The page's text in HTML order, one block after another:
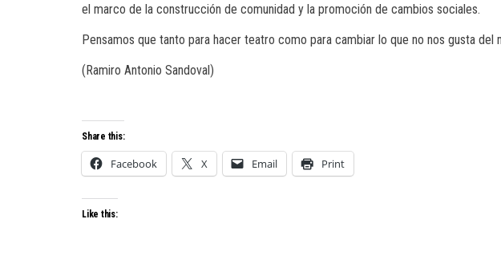
el marco de la construcción de comunidad y la promoción de cambios sociales.
Pensamos que tanto para hacer teatro como para cambiar lo que no nos gusta del
(Ramiro Antonio Sandoval)
Share this:
Facebook X Email Print
Like this: